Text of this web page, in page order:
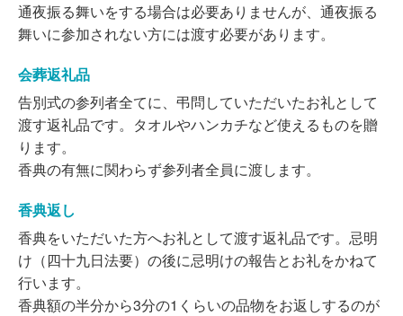
通夜振る舞いをする場合は必要ありませんが、通夜振る
舞いに参加されない方には渡す必要があります。
会葬返礼品
告別式の参列者全てに、弔問していただいたお礼として
渡す返礼品です。タオルやハンカチなど使えるものを贈
ります。
香典の有無に関わらず参列者全員に渡します。
香典返し
香典をいただいた方へお礼として渡す返礼品です。忌明
け（四十九日法要）の後に忌明けの報告とお礼をかねて
行います。
香典額の半分から3分の1くらいの品物をお返しするのが